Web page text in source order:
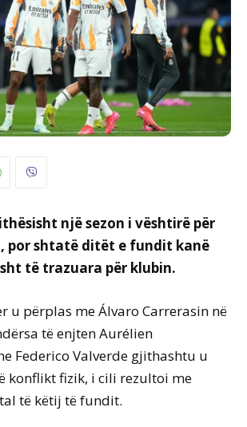
një sezon i vështirë për
por shtatë ditët e fundit kanë
të trazuara për klubin.
u përplas me Álvaro Carrerasin në
të enjten Aurélien
Federico Valverde gjithashtu u
konflikt fizik, i cili rezultoi me
të këtij të fundit.